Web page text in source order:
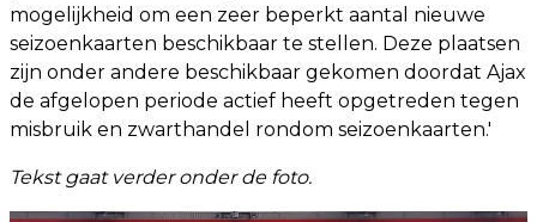
mogelijkheid om een zeer beperkt aantal nieuwe
seizoenkaarten beschikbaar te stellen. Deze plaatsen
zijn onder andere beschikbaar gekomen doordat Ajax
de afgelopen periode actief heeft opgetreden tegen
misbruik en zwarthandel rondom seizoenkaarten.'
Tekst gaat verder onder de foto.